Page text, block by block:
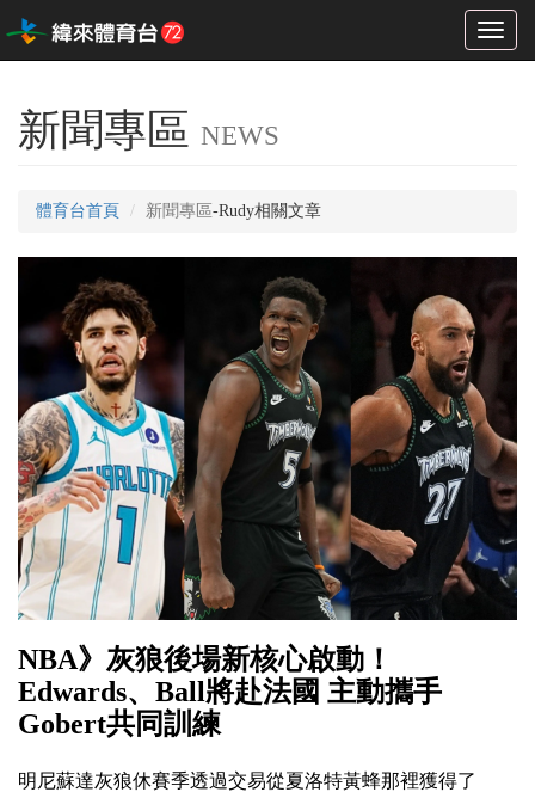
Toggle
新聞專區 NEWS
體育台首頁 新聞專區-Rudy相關文章
NBA》灰狼後場新核心啟動！
Edwards、Ball將赴法國 主動攜手
Gobert共同訓練
明尼蘇達灰狼休賽季透過交易從夏洛特黃蜂那裡獲得了